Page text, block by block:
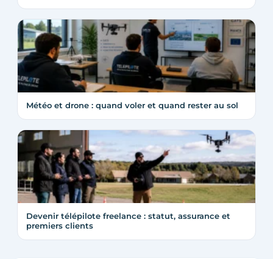
Météo et drone : quand voler et quand rester au sol
Devenir télépilote freelance : statut, assurance et
premiers clients